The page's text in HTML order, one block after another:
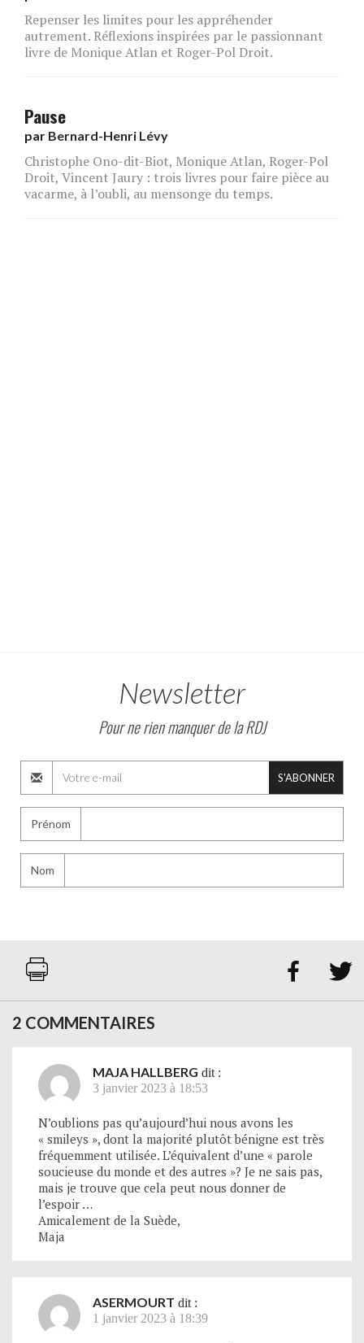
Repenser les limites pour les appréhender
autrement. Réflexions inspirées par le passionnant
livre de Monique Atlan et Roger-Pol Droit.
Pause
par Bernard-Henri Lévy
Christophe Ono-dit-Biot, Monique Atlan, Roger-Pol
Droit, Vincent Jaury : trois livres pour faire pièce au
vacarme, à l’oubli, au mensonge du temps.
Newsletter
Pour ne rien manquer de la RDJ
S'ABONNER
Prénom
Nom
 
2 COMMENTAIRES
MAJA HALLBERG dit :
3 janvier 2023 à 18:53
N’oublions pas qu’aujourd’hui nous avons les
« smileys », dont la majorité plutôt bénigne est très
fréquemment utilisée. L’équivalent d’une « parole
soucieuse du monde et des autres »? Je ne sais pas,
mais je trouve que cela peut nous donner de
l’espoir …
Amicalement de la Suède,
Maja
ASERMOURT dit :
1 janvier 2023 à 18:39